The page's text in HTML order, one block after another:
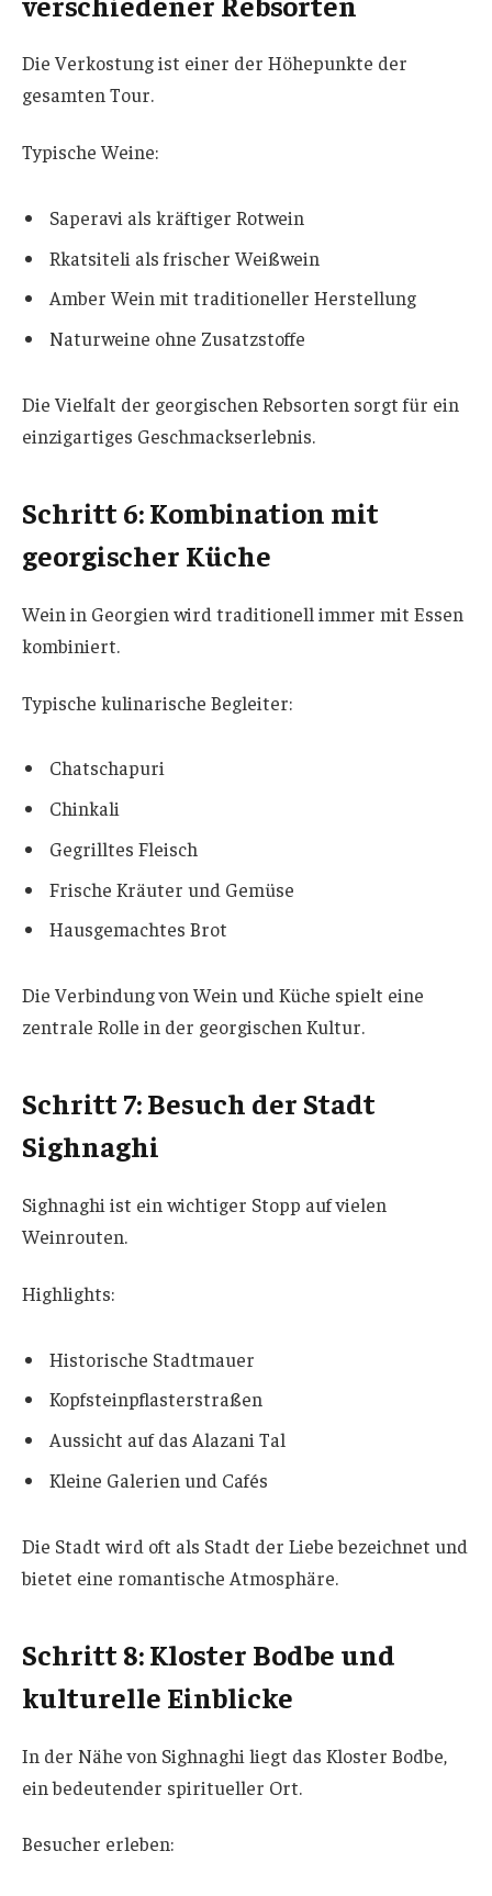
Die Verkostung ist einer der Höhepunkte der
gesamten Tour.
Typische Weine:
Saperavi als kräftiger Rotwein
Rkatsiteli als frischer Weißwein
Amber Wein mit traditioneller Herstellung
Naturweine ohne Zusatzstoffe
Die Vielfalt der georgischen Rebsorten sorgt für ein
einzigartiges Geschmackserlebnis.
Schritt 6: Kombination mit
georgischer Küche
Wein in Georgien wird traditionell immer mit Essen
kombiniert.
Typische kulinarische Begleiter:
Chatschapuri
Chinkali
Gegrilltes Fleisch
Frische Kräuter und Gemüse
Hausgemachtes Brot
Die Verbindung von Wein und Küche spielt eine
zentrale Rolle in der georgischen Kultur.
Schritt 7: Besuch der Stadt
Sighnaghi
Sighnaghi ist ein wichtiger Stopp auf vielen
Weinrouten.
Highlights:
Historische Stadtmauer
Kopfsteinpflasterstraßen
Aussicht auf das Alazani Tal
Kleine Galerien und Cafés
Die Stadt wird oft als Stadt der Liebe bezeichnet und
bietet eine romantische Atmosphäre.
Schritt 8: Kloster Bodbe und
kulturelle Einblicke
In der Nähe von Sighnaghi liegt das Kloster Bodbe,
ein bedeutender spiritueller Ort.
Besucher erleben: